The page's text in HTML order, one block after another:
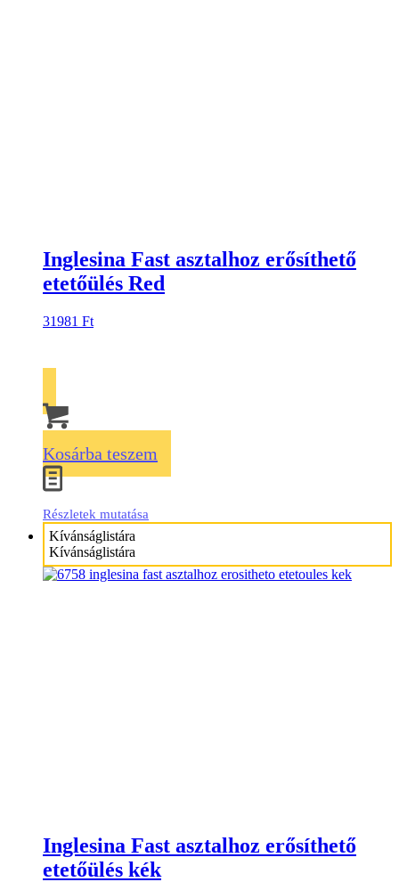
Inglesina Fast asztalhoz erősíthető
etetőülés Red
31981 Ft
Kosárba teszem
Részletek mutatása
Kívánságlistára
Kívánságlistára
Inglesina Fast asztalhoz erősíthető
etetőülés kék